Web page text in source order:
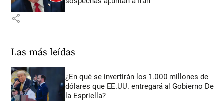
share
Las más leídas
¿En qué se invertirán los 1.000 millones de
dólares que EE.UU. entregará al Gobierno De
la Espriella?